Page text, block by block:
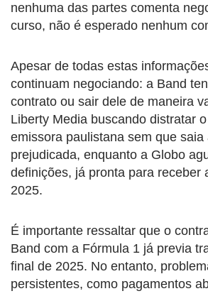
nenhuma das partes comenta
curso, não é esperado nenhum
Apesar de todas estas
continuam negociando: a Band
contrato ou sair dele de maneira
Liberty Media buscando distratar
emissora paulistana sem que saia
prejudicada, enquanto a Globo
definições, já pronta para receber
2025.
É importante ressaltar que o
Band com a Fórmula 1 já previa
final de 2025. No entanto,
persistentes, como pagamentos